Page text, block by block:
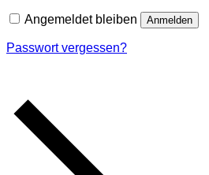
Angemeldet bleiben Anmelden
Passwort vergessen?